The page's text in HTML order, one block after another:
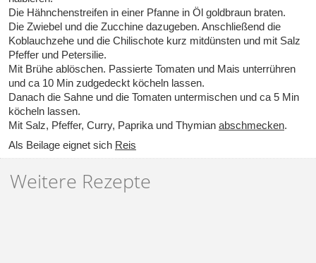
Die Hähnchenstreifen in einer Pfanne in Öl goldbraun braten.
Die Zwiebel und die Zucchine dazugeben. Anschließend die
Koblauchzehe und die Chilischote kurz mitdünsten und mit Salz
Pfeffer und Petersilie.
Mit Brühe ablöschen. Passierte Tomaten und Mais unterrühren
und ca 10 Min zudgedeckt köcheln lassen.
Danach die Sahne und die Tomaten untermischen und ca 5 Min
köcheln lassen.
Mit Salz, Pfeffer, Curry, Paprika und Thymian abschmecken.
Als Beilage eignet sich Reis
Weitere Rezepte